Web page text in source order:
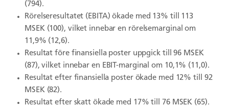
(794).
Rörelseresultatet (EBITA) ökade med 13% till 113
MSEK (100), vilket innebar en rörelsemarginal om
11,9% (12,6).
Resultat före finansiella poster uppgick till 96 MSEK
(87), vilket innebar en EBIT-marginal om 10,1% (11,0).
Resultat efter finansiella poster ökade med 12% till 92
MSEK (82).
Resultat efter skatt ökade med 17% till 76 MSEK (65).